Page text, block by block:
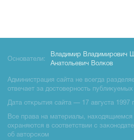
Основатели:
Владимир Владимирович
Анатольевич Волков
Администрация сайта не всегда
отвечает за достоверность
Дата открытия сайта — 17 августа 1997
Все права на материалы, находящиемся
охраняются в соответствии с
об авторском